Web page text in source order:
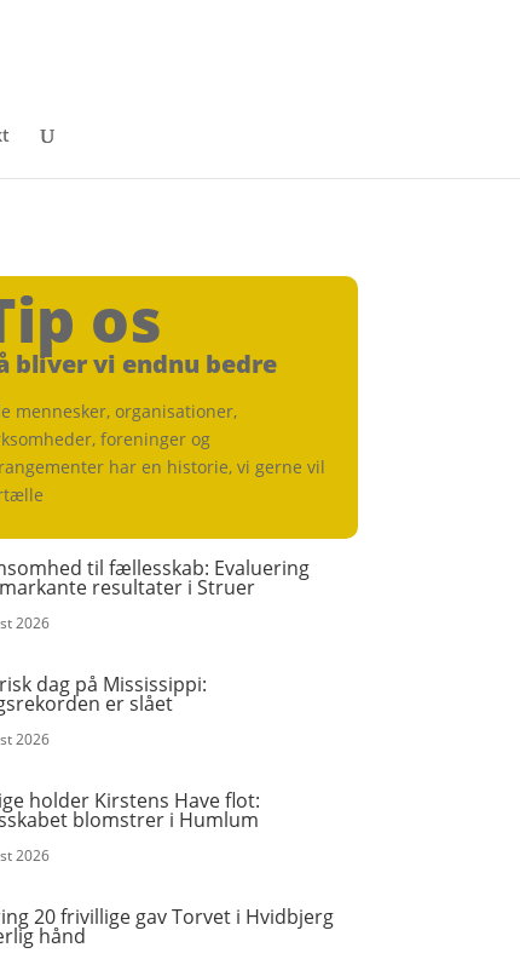
os
bliver vi endnu bedre
mennesker, organisationer,
foreninger og
har en historie, vi gerne vil
til fællesskab: Evaluering
resultater i Struer
2026
dag på Mississippi:
er slået
2026
holder Kirstens Have flot:
blomstrer i Humlum
2026
20 frivillige gav Torvet i Hvidbjerg
hånd